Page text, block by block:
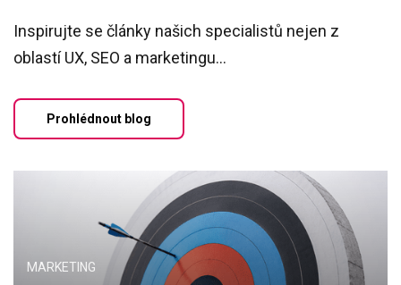
Inspirujte se články našich specialistů nejen z
oblastí UX, SEO a marketingu...
Prohlédnout blog
MARKETING